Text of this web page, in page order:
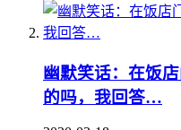
幽默笑话：在饭
的吗，我回答…